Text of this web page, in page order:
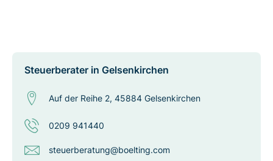
Steuerberater in Gelsenkirchen
Auf der Reihe 2, 45884 Gelsenkirchen
0209 941440
steuerberatung@boelting.com